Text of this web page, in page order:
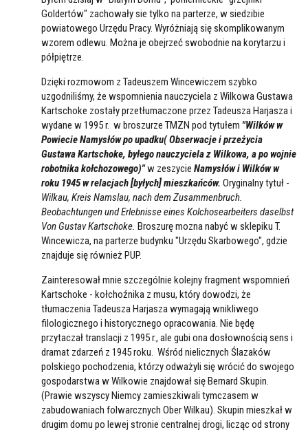
Goldertów" zachowały sie tylko na parterze, w siedzibie
powiatowego Urzędu Pracy. Wyróżniają się skomplikowanym
wzorem odlewu. Można je obejrzeć swobodnie na korytarzu i
półpiętrze.
Dzięki rozmowom z Tadeuszem Wincewiczem szybko
uzgodniliśmy, że wspomnienia nauczyciela z Wilkowa Gustawa
Kartschoke zostały przetłumaczone przez Tadeusza Harjasza i
wydane w 1995 r. w broszurze TMZN pod tytułem "Wilków w
Powiecie Namysłów po upadku( Obserwacje i przeżycia
Gustawa Kartschoke, byłego nauczyciela z Wilkowa, a po wojnie
robotnika kołchozowego)"w zeszycie Namysłów i Wilków w
roku 1945 w relacjach [byłych] mieszkańców. Oryginalny tytuł -
Wilkau, Kreis Namslau, nach dem Zusammenbruch.
Beobachtungen und Erlebnisse eines Kolchosearbeiters daselbst
Von Gustav Kartschoke. Broszurę mozna nabyć w sklepiku T.
Wincewicza, na parterze budynku "Urzędu Skarbowego", gdzie
znajduje się również PUP.
Zainteresował mnie szczególnie kolejny fragment wspomnień
Kartschoke - kołchoźnika z musu, który dowodzi, że
tłumaczenia Tadeusza Harjasza wymagają wnikliwego
filologicznego i historycznego opracowania. Nie będę
przytaczał translacji z 1995 r., ale gubi ona dosłownością sens i
dramat zdarzeń z 1945 roku. Wśród nielicznych Ślazaków
polskiego pochodzenia, którzy odważyli się wrócić do swojego
gospodarstwa w Wilkowie znajdował się Bernard Skupin.
(Prawie wszyscy Niemcy zamieszkiwali tymczasem w
zabudowaniach folwarcznych Ober Wilkau). Skupin mieszkał w
drugim domu po lewej stronie centralnej drogi, licząc od strony